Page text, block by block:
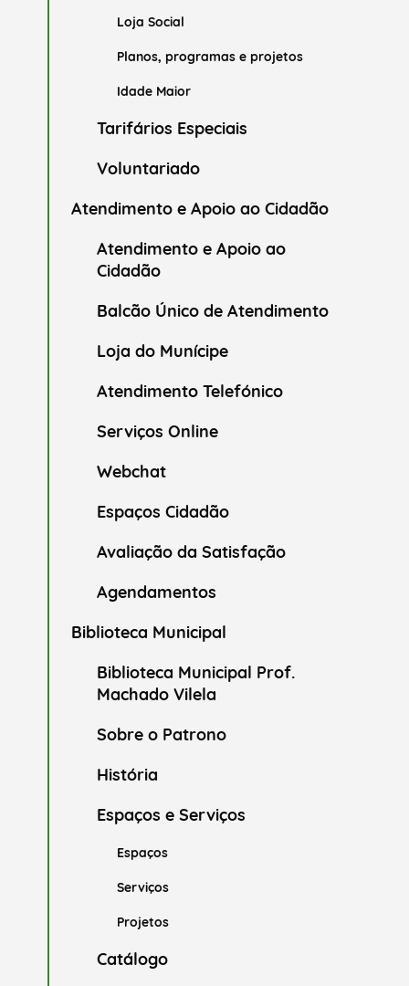
Loja Social
Planos, programas e projetos
Idade Maior
Tarifários Especiais
Voluntariado
Atendimento e Apoio ao Cidadão
Atendimento e Apoio ao
Cidadão
Balcão Único de Atendimento
Loja do Munícipe
Atendimento Telefónico
Serviços Online
Webchat
Espaços Cidadão
Avaliação da Satisfação
Agendamentos
Biblioteca Municipal
Biblioteca Municipal Prof.
Machado Vilela
Sobre o Patrono
História
Espaços e Serviços
Espaços
Serviços
Projetos
Catálogo